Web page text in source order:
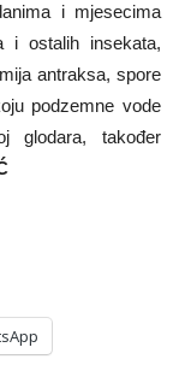
i mjesecima
i ostalih insekata,
antraksa, spore
podzemne vode
glodara, također